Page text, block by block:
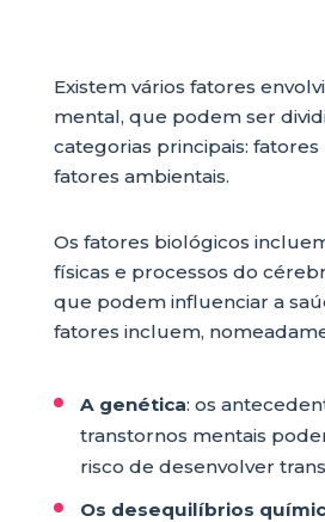
Existem vários fatores
mental, que podem ser
categorias principais:
fatores ambientais.
Os fatores biológicos
físicas e processos do
que podem influenciar a
fatores incluem,
A genética: os
transtornos mentais
risco de desenvolver
Os desequilíbrios